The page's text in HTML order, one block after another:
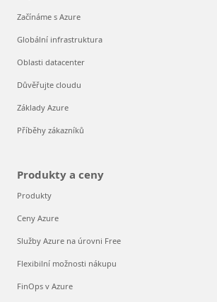
Začínáme s Azure
Globální infrastruktura
Oblasti datacenter
Důvěřujte cloudu
Základy Azure
Příběhy zákazníků
Produkty a ceny
Produkty
Ceny Azure
Služby Azure na úrovni Free
Flexibilní možnosti nákupu
FinOps v Azure